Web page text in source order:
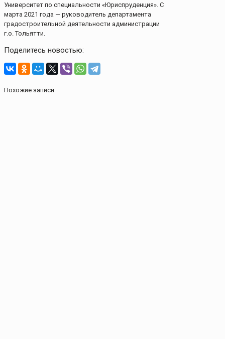
Университет по специальности «Юриспруденция». С
марта 2021 года — руководитель департамента
градостроительной деятельности администрации
г.о. Тольятти.
Поделитесь новостью:
Похожие записи